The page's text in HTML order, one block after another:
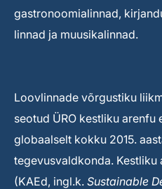
gastronoomialinnad,
linnad ja muusikalinnad.
Loovlinnade võrgustiku
seotud ÜRO kestliku arenfu
globaalselt kokku 2015.
tegevusvaldkonda. Kestliku
(KAEd, ingl.k. Sustainable